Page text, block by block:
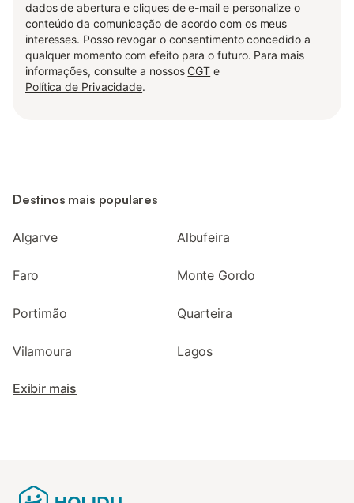
dados de abertura e cliques de e-mail e personalize o
conteúdo da comunicação de acordo com os meus
interesses. Posso revogar o consentimento concedido a
qualquer momento com efeito para o futuro. Para mais
informações, consulte a nossos CGT e
Política de Privacidade.
Destinos mais populares
Algarve Albufeira
Faro Monte Gordo
Portimão Quarteira
Vilamoura Lagos
Exibir mais